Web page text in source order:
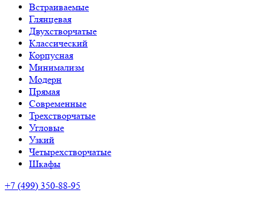
Встраиваемые
Глянцевая
Двухстворчатые
Классический
Корпусная
Минимализм
Модерн
Прямая
Современные
Трехстворчатые
Угловые
Узкий
Четырехстворчатые
Шкафы
+7 (499) 350-88-95